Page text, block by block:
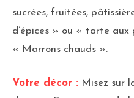
sucrées, fruitées,
d’épices » ou « tarte aux
« Marrons chauds ».
Votre décor : Misez sur